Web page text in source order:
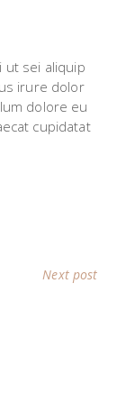
ut sei aliquip
irure dolor
dolore eu
cupidatat
Next post